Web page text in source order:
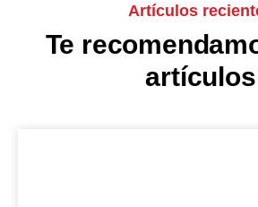
Artículos
Te
artículos